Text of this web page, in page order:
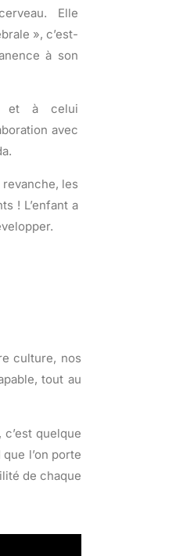
Elle
», c’est-
à son
et à celui
avec
les
! L’enfant a
culture, nos
tout au
quelque
l’on porte
de chaque